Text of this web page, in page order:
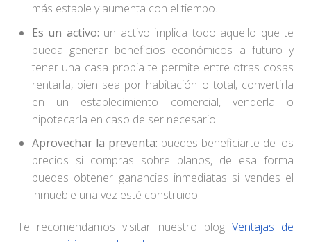
más estable y aumenta con el tiempo.
Es un activo: un activo implica todo aquello que te
pueda generar beneficios económicos a futuro y
tener una casa propia te permite entre otras cosas
rentarla, bien sea por habitación o total, convertirla
en un establecimiento comercial, venderla o
hipotecarla en caso de ser necesario.
Aprovechar la preventa: puedes beneficiarte de los
precios si compras sobre planos, de esa forma
puedes obtener ganancias inmediatas si vendes el
inmueble una vez esté construido.
Te recomendamos visitar nuestro blog Ventajas de